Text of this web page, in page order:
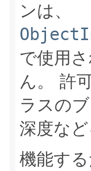
ンは、
で使用
ん。
許
ラスの
深度な
機能する